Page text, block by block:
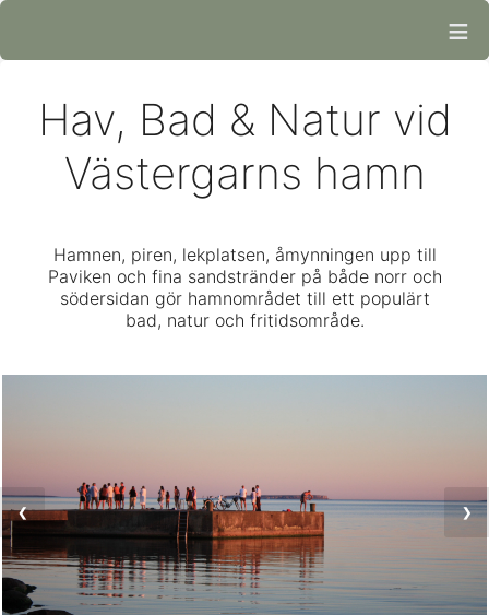
≡
Hav, Bad & Natur vid
Västergarns hamn
Hamnen, piren, lekplatsen, åmynningen upp till
Paviken och fina sandstränder på både norr och
södersidan gör hamnområdet till ett populärt
bad, natur och fritidsområde.
❮ ❯